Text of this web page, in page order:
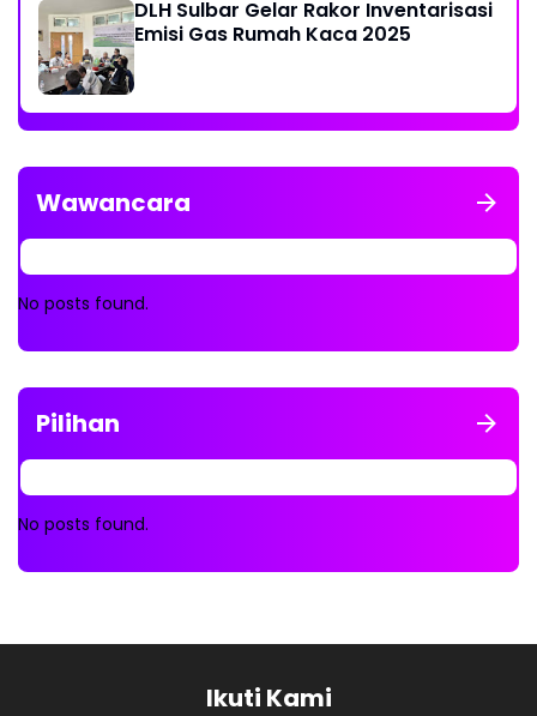
DLH Sulbar Gelar Rakor Inventarisasi
Emisi Gas Rumah Kaca 2025
Wawancara
No posts found.
Pilihan
No posts found.
Ikuti Kami